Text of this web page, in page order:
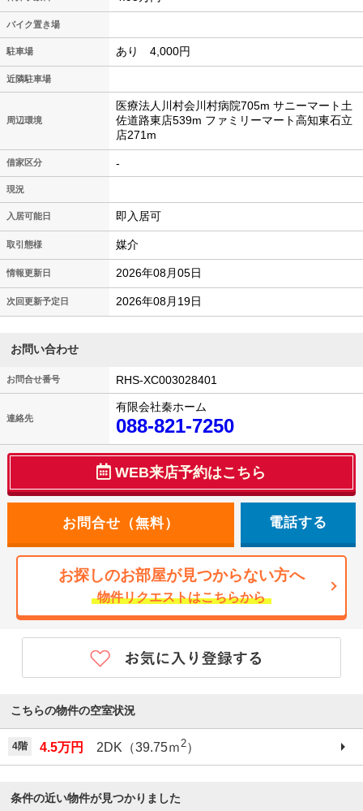
バイク置き場
駐車場 あり 4,000円
近隣駐車場
周辺環境
医療法人川村会川村病院705m サニーマート土
佐道路東店539m ファミリーマート高知東石立
店271m
借家区分 -
現況
入居可能日 即入居可
取引態様 媒介
情報更新日 2026年08月05日
次回更新予定日 2026年08月19日
お問い合わせ
お問合せ番号 RHS-XC003028401
連絡先
有限会社秦ホーム
088-821-7250
WEB来店予約はこちら
電話する
お探しのお部屋が見つからない方へ
物件リクエストはこちらから
こちらの物件の空室状況
4階 4.5万円 2DK（39.75ｍ2）
条件の近い物件が見つかりました